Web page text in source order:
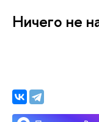
Ничего не